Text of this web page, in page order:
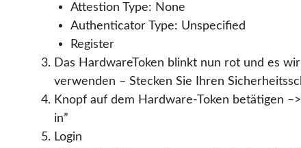
Attestion Type: None
Authenticator Type: Unspecified
Register
Das HardwareToken blinkt nun rot und es
verwenden – Stecken Sie Ihren
Knopf auf dem Hardware-Token betätigen
in”
Login